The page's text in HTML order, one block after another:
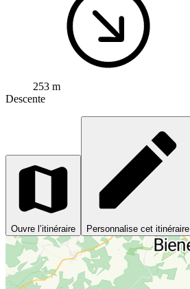
253 m
Descente
Ouvre l’itinéraire Personnalise cet itinéraire